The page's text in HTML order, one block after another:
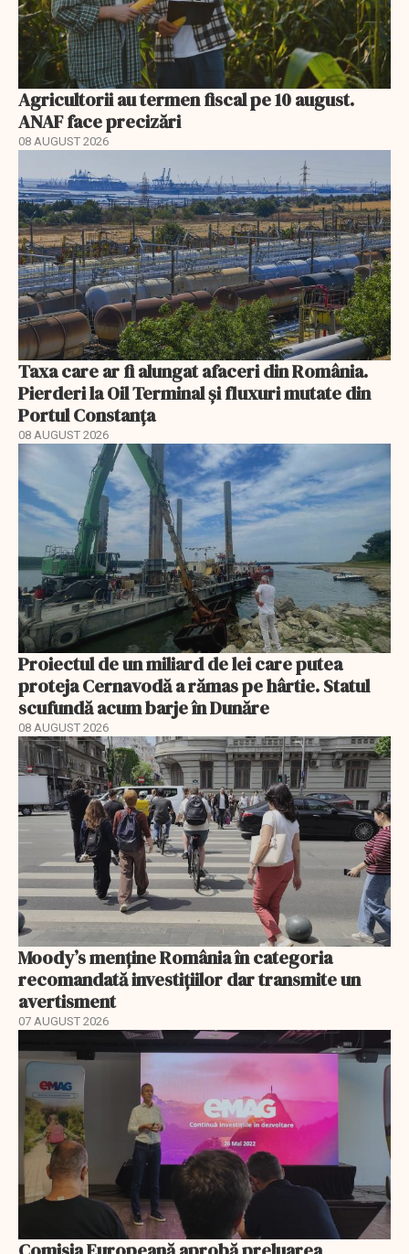
Agricultorii au termen fiscal pe 10 august.
ANAF face precizări
08 AUGUST 2026
Taxa care ar fi alungat afaceri din România.
Pierderi la Oil Terminal și fluxuri mutate din
Portul Constanța
08 AUGUST 2026
Proiectul de un miliard de lei care putea
proteja Cernavodă a rămas pe hârtie. Statul
scufundă acum barje în Dunăre
08 AUGUST 2026
Moody’s menține România în categoria
recomandată investițiilor dar transmite un
avertisment
07 AUGUST 2026